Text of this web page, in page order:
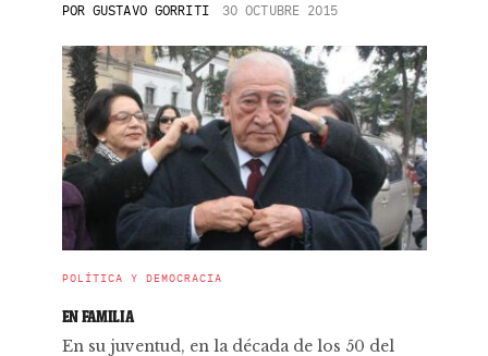
POR GUSTAVO GORRITI 30 OCTUBRE 2015
POLÍTICA Y DEMOCRACIA
EN FAMILIA
En su juventud, en la década de los 50 del